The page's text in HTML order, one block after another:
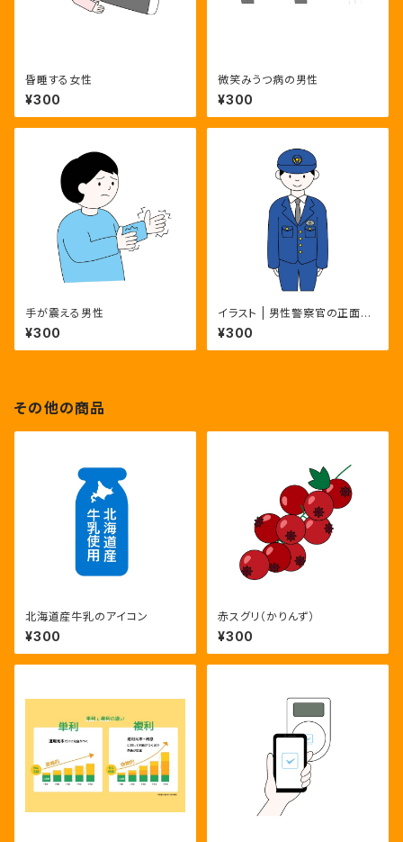
昏睡する女性
¥300
微笑みうつ病の男性
¥300
手が震える男性
¥300
イラスト | 男性警察官の正面全
身ポーズ3種 | カラー・モノク
ロ・主線なし
¥300
その他の商品
北海道産牛乳のアイコン
¥300
赤スグリ（かりんず）
¥300